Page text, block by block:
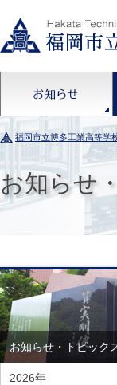
福岡市立博多工業高等学
お知らせ
お知らせ・トピック
2026年